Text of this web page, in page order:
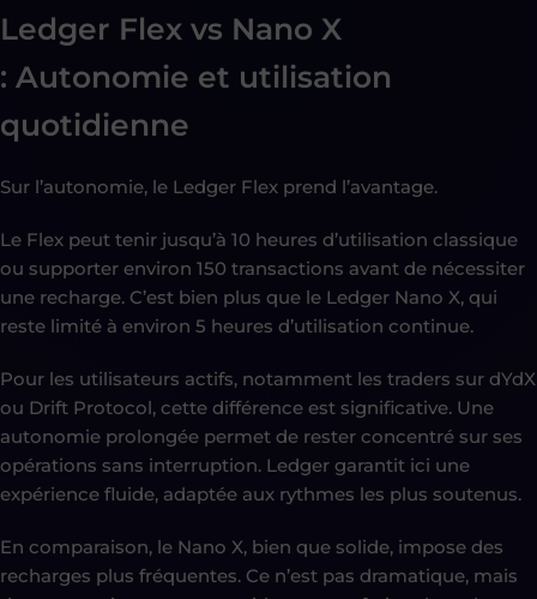
Ledger Flex vs Nano X
: Autonomie et utilisation
quotidienne
Sur l’autonomie, le Ledger Flex prend l’avantage.
Le Flex peut tenir jusqu’à 10 heures d’utilisation classique
ou supporter environ 150 transactions avant de nécessiter
une recharge. C’est bien plus que le Ledger Nano X, qui
reste limité à environ 5 heures d’utilisation continue.
Pour les utilisateurs actifs, notamment les traders sur dYdX
ou Drift Protocol, cette différence est significative. Une
autonomie prolongée permet de rester concentré sur ses
opérations sans interruption. Ledger garantit ici une
expérience fluide, adaptée aux rythmes les plus soutenus.
En comparaison, le Nano X, bien que solide, impose des
recharges plus fréquentes. Ce n’est pas dramatique, mais